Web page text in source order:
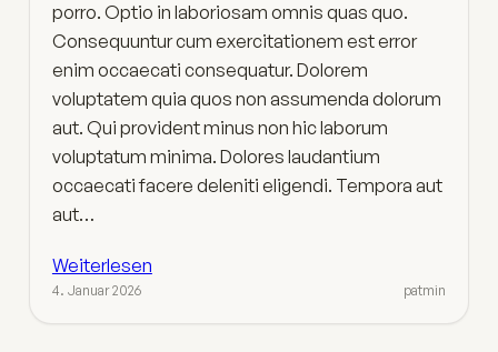
porro. Optio in laboriosam omnis quas quo.
Consequuntur cum exercitationem est error
enim occaecati consequatur. Dolorem
voluptatem quia quos non assumenda dolorum
aut. Qui provident minus non hic laborum
voluptatum minima. Dolores laudantium
occaecati facere deleniti eligendi. Tempora aut
aut…
Weiterlesen
4. Januar 2026 patmin